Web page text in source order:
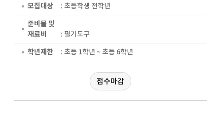
모집대상
: 초등학생 전학년
준비물 및
재료비
: 필기도구
학년제한
: 초등 1학년 ~ 초등 6학년
접수마감